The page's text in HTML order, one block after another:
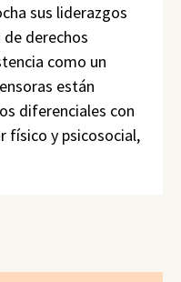
sus liderazgos
derechos
como un
están
diferenciales con
físico y psicosocial,